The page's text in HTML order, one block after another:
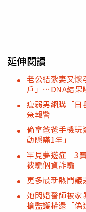
延伸閱讀
老公結紮妻又
戶」…DNA結果
瘦弱男網購「
急報警
偷拿爸爸手機
動隱瞞1年」
罕見夢遊症 3
被騙個資詐騙
更多最新熱門議
她閃婚醫師被
搶監護權還「偽